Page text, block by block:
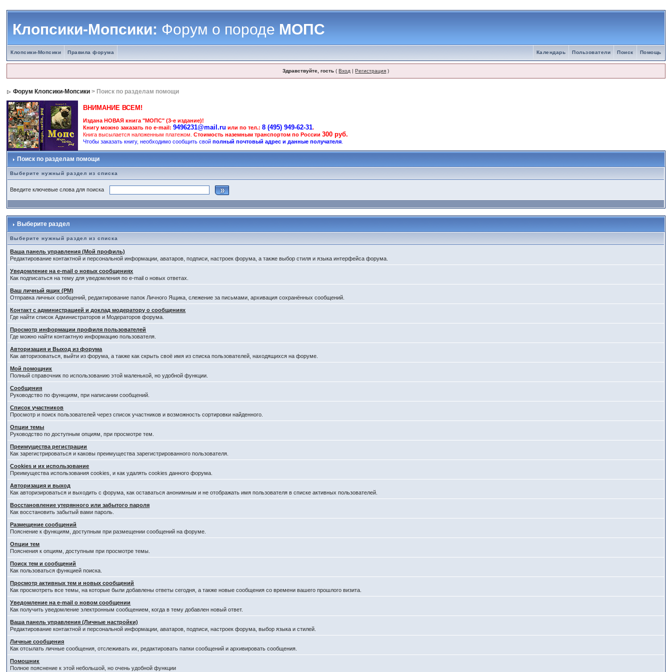
Клопсики-Мопсики:Форум о породеМОПС
Клопсики-Мопсики Правила форума Помощь
Поиск
Пользователи
Календарь
Здравствуйте, гость (Вход |Регистрация )
Форум Клопсики-Мопсики > Поиск по разделам помощи
ВНИМАНИЕ ВСЕМ!
Издана НОВАЯ книга "МОПС" (3-е издание)!
Книгу можно заказать по e-mail:9496231@mail.ru или по тел.:8 (495) 949-62-31.
Книга высылается наложенным платежом.Стоимость наземным транспортом по России300 руб.
Чтобы заказать книгу, необходимо сообщить свойполный почтовый адрес и данные получателя
Поиск по разделам помощи
Выберите нужный раздел из списка
Введите ключевые слова для поиска
Выберите раздел
Выберите нужный раздел из списка
Ваша панель управления (Мой профиль)
Редактирование контактной и персональной информации, аватаров, подписи, настроек форума, а также выбор стиля и языка интерфейса форума.
Уведомление на e-mail о новых сообщениях
Как подписаться на тему для уведомления по e-mail о новых ответах.
Ваш личный ящик (PM)
Отправка личных сообщений, редактирование папок Личного Ящика, слежение за письмами, архивация сохранённых сообщений.
Контакт с администрацией и доклад модератору о сообщениях
Где найти список Администраторов и Модераторов форума.
Просмотр информации профиля пользователей
Где можно найти контактную информацию пользователя.
Авторизация и Выход из форума
Как авторизоваться, выйти из форума, а также как скрыть своё имя из списка пользователей, находящихся на форуме.
Мой помощник
Полный справочник по использованию этой маленькой, но удобной функции.
Сообщения
Руководство по функциям, при написании сообщений.
Список участников
Просмотр и поиск пользователей через список участников и возможность сортировки найденного.
Опции темы
Руководство по доступным опциям, при просмотре тем.
Преимущества регистрации
Как зарегистрироваться и каковы преимущества зарегистрированного пользователя.
Cookies и их использование
Преимущества использования cookies, и как удалять cookies данного форума.
Авторизация и выход
Как авторизироваться и выходить с форума, как оставаться анонимным и не отображать имя пользователя в списке активных пользователей.
Восстановление утерянного или забытого пароля
Как восстановить забытый вами пароль.
Размещение сообщений
Пояснение к функциям, доступным при размещении сообщений на форуме.
Опции тем
Пояснения к опциям, доступным при просмотре темы.
Поиск тем и сообщений
Как пользоваться функцией поиска.
Просмотр активных тем и новых сообщений
Как просмотреть все темы, на которые были добавлены ответы сегодня, а также новые сообщения со времени вашего прошлого визита.
Уведомление на е-mail о новом сообщении
Как получить уведомление электронным сообщением, когда в тему добавлен новый ответ.
Ваша панель управления (Личные настройки)
Редактирование контактной и персональной информации, аватаров, подписи, настроек форума, выбор языка и стилей.
Личные сообщения
Как отсылать личные сообщения, отслеживать их, редактировать папки сообщений и архивировать сообщения.
Помошник
Полное пояснение к этой небольшой, но очень удобной функции